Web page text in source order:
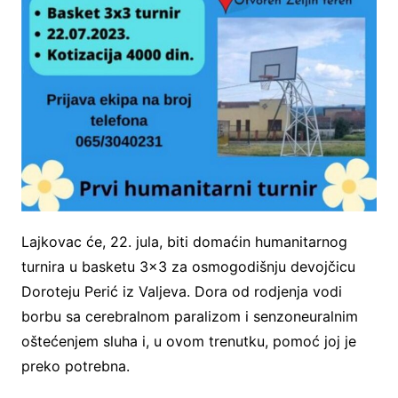
Lajkovac će, 22. jula, biti domaćin humanitarnog
turnira u basketu 3×3 za osmogodišnju devojčicu
Doroteju Perić iz Valjeva. Dora od rodjenja vodi
borbu sa cerebralnom paralizom i senzoneuralnim
oštećenjem sluha i, u ovom trenutku, pomoć joj je
preko potrebna.